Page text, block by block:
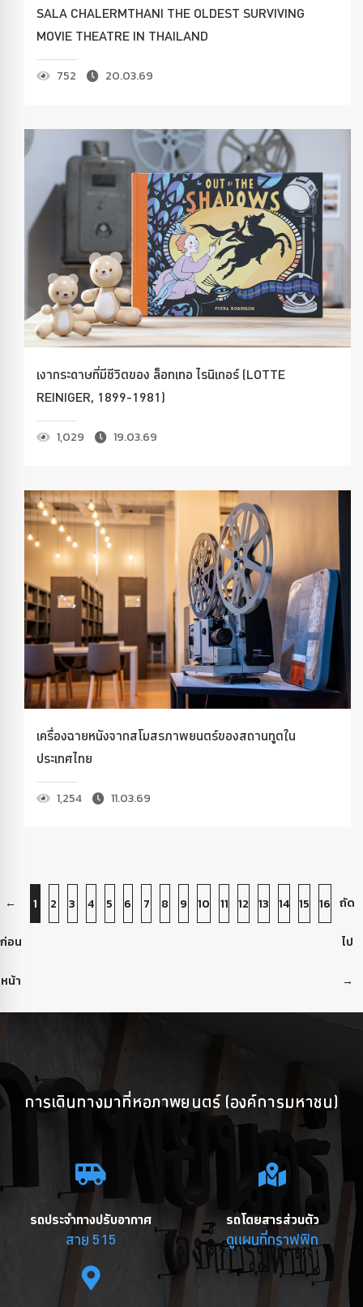
SALA CHALERMTHANI THE OLDEST SURVIVING
MOVIE THEATRE IN THAILAND
752 20.03.69
เงากระดาษที่มีชีวิตของ ล็อทเทอ ไรนิเกอร์ (LOTTE
REINIGER, 1899-1981)
1,029 19.03.69
เครื่องฉายหนังจากสโมสรภาพยนตร์ของสถานทูตใน
ประเทศไทย
1,254 11.03.69
←
ก่อน
หน้า
1 2 3 4 5 6 7 8 9 10 11 12 13 14 15 16 ถัด
ไป
→
การเดินทางมาที่หอภาพยนตร์ (องค์การมหาชน)
รถประจำทางปรับอากาศ
สาย 515
รถโดยสารส่วนตัว
ดูแผนที่กราฟฟิก